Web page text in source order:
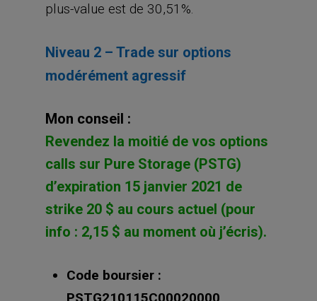
plus-value est de 30,51%.
Niveau 2 – Trade sur options
modérément agressif
Mon conseil :
Revendez la moitié de vos options
calls sur Pure Storage (PSTG)
d’expiration 15 janvier 2021 de
strike 20 $ au cours actuel (pour
info : 2,15 $ au moment où j’écris).
Code boursier :